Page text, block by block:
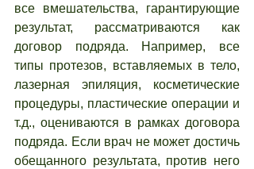
все вмешательства, гарантирующие
результат, рассматриваются как
договор подряда. Например, все
типы протезов, вставляемых в тело,
лазерная эпиляция, косметические
процедуры, пластические операции и
т.д., оцениваются в рамках договора
подряда. Если врач не может достичь
обещанного результата, против него